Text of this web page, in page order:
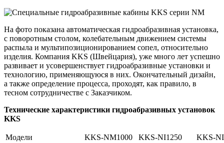
На фото показана автоматическая гидроабразивная установка,
с поворотным столом, колебательным движением системы
распыла и мультипозиционированием сопел, относительно
изделия. Компания KKS (Швейцария), уже много лет успешно
развивает и усовершенствует гидроабразивные установки и
технологию, применяющуюся в них. Окончательный дизайн,
а также определение процесса, проходят, как правило, в
тесном сотрудничестве с Заказчиком.
Технические характеристики гидроабразивных установок
KKS
Модели KKS-NM1000 KKS-NI1250
KKS-